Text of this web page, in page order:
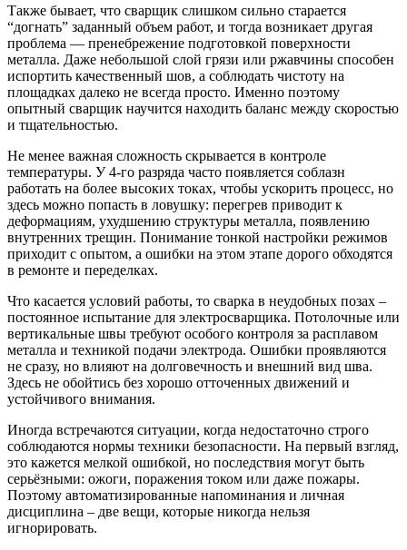
Также бывает, что сварщик слишком сильно старается
“догнать” заданный объем работ, и тогда возникает другая
проблема — пренебрежение подготовкой поверхности
металла. Даже небольшой слой грязи или ржавчины способен
испортить качественный шов, а соблюдать чистоту на
площадках далеко не всегда просто. Именно поэтому
опытный сварщик научится находить баланс между скоростью
и тщательностью.
Не менее важная сложность скрывается в контроле
температуры. У 4-го разряда часто появляется соблазн
работать на более высоких токах, чтобы ускорить процесс, но
здесь можно попасть в ловушку: перегрев приводит к
деформациям, ухудшению структуры металла, появлению
внутренних трещин. Понимание тонкой настройки режимов
приходит с опытом, а ошибки на этом этапе дорого обходятся
в ремонте и переделках.
Что касается условий работы, то сварка в неудобных позах –
постоянное испытание для электросварщика. Потолочные или
вертикальные швы требуют особого контроля за расплавом
металла и техникой подачи электрода. Ошибки проявляются
не сразу, но влияют на долговечность и внешний вид шва.
Здесь не обойтись без хорошо отточенных движений и
устойчивого внимания.
Иногда встречаются ситуации, когда недостаточно строго
соблюдаются нормы техники безопасности. На первый взгляд,
это кажется мелкой ошибкой, но последствия могут быть
серьёзными: ожоги, поражения током или даже пожары.
Поэтому автоматизированные напоминания и личная
дисциплина – две вещи, которые никогда нельзя
игнорировать.